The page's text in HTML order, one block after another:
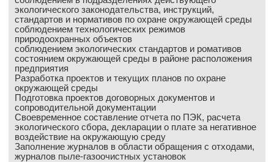
Все службы
экологического законодательства, инструкций,
стандартов и нормативов по охране окружающей среды
соблюдением технологических режимов
природоохранных объектов
соблюдением экологических стандартов и ромативов
состоянием окружающей среды в районе расположения
предприятия
Разработка проектов и текущих планов по охране
окружающей среды
Подготовка проектов договорных документов и
сопроводительной документации
Своевременное составление отчета по ПЭК, расчета
экологического сбора, декларации о плате за негативное
воздействие на окружающую среду
Заполнение журналов в области обращения с отходами,
журналов пыле-газоочистных установок